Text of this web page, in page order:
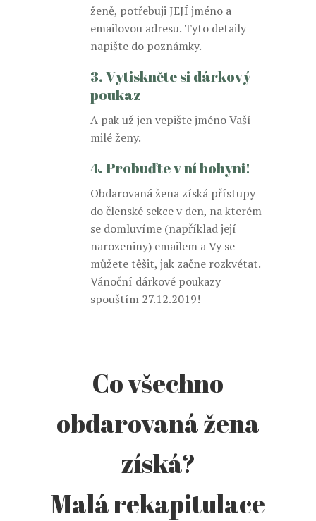
ženě, potřebuji JEJÍ jméno a
emailovou adresu. Tyto detaily
napište do poznámky.
3. Vytiskněte si dárkový
poukaz
A pak už jen vepište jméno Vaší
milé ženy.
4. Probuďte v ní bohyni!
Obdarovaná žena získá přístupy
do členské sekce v den, na kterém
se domluvíme (například její
narozeniny) emailem a Vy se
můžete těšit, jak začne rozkvétat.
Vánoční dárkové poukazy
spouštím 27.12.2019!
Co všechno
obdarovaná žena
získá?
Malá rekapitulace